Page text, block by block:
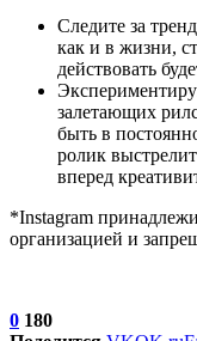
Следите за
как и в жизни,
действовать
залетающих
быть в
ролик
вперед
*Instagram
организацией и
0 180